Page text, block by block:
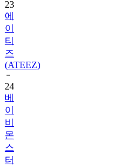
이
티
즈
(ATEEZ)
24
베
이
비
몬
스
터
(BABYMONSTER)